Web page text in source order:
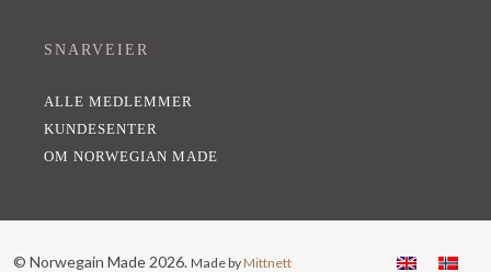
SNARVEIER
ALLE MEDLEMMER
KUNDESENTER
OM NORWEGIAN MADE
© Norwegain Made 2026. Made byMittnett